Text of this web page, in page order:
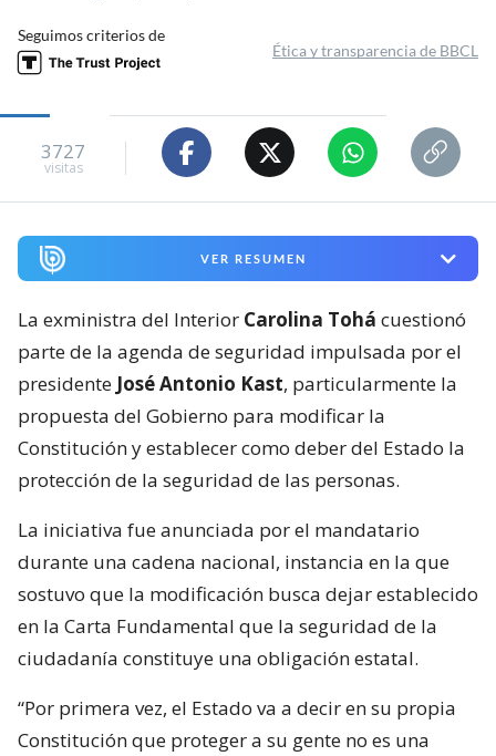
Seguimos criterios de
Ética y transparencia de BBCL
3727
visitas
VER RESUMEN
La exministra del Interior Carolina Tohá cuestionó
parte de la agenda de seguridad impulsada por el
presidente José Antonio Kast, particularmente la
propuesta del Gobierno para modificar la
Constitución y establecer como deber del Estado la
protección de la seguridad de las personas.
La iniciativa fue anunciada por el mandatario
durante una cadena nacional, instancia en la que
sostuvo que la modificación busca dejar establecido
en la Carta Fundamental que la seguridad de la
ciudadanía constituye una obligación estatal.
“Por primera vez, el Estado va a decir en su propia
Constitución que proteger a su gente no es una